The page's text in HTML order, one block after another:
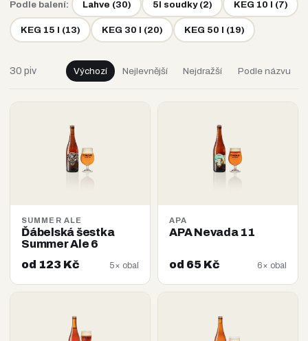
Podle balení: Lahve (30) 5l soudky(2) KEG 10 l (7)
KEG 15 l (13) KEG 30 l (20) KEG 50 l (19)
30 piv Výchozí Nejlevnější Nejdražší Podle názvu
SUMMER ALE
Ďábelská šestka
Summer Ale 6
od 123 Kč
5× obal
APA
APA Nevada 11
od 65 Kč 6× obal